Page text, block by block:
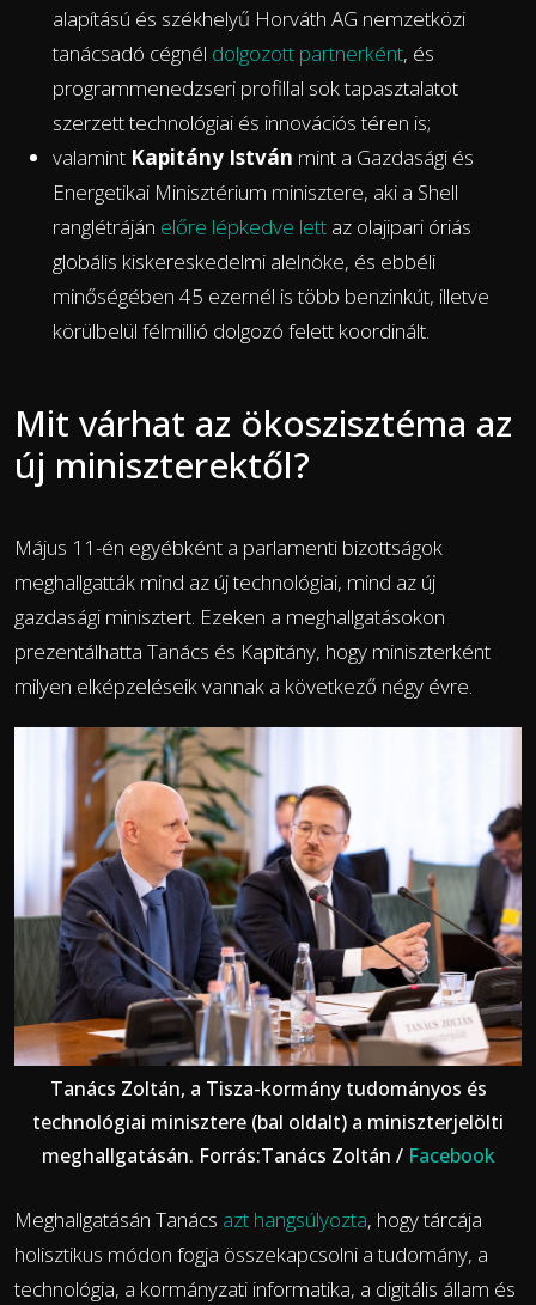
alapítású és székhelyű Horváth AG nemzetközi
tanácsadó cégnél dolgozott partnerként, és
programmenedzseri profillal sok tapasztalatot
szerzett technológiai és innovációs téren is;
valamint Kapitány István mint a Gazdasági és
Energetikai Minisztérium minisztere, aki a Shell
ranglétráján előre lépkedve lett az olajipari óriás
globális kiskereskedelmi alelnöke, és ebbéli
minőségében 45 ezernél is több benzinkút, illetve
körülbelül félmillió dolgozó felett koordinált.
Mit várhat az ökoszisztéma az
új miniszterektől?
Május 11-én egyébként a parlamenti bizottságok
meghallgatták mind az új technológiai, mind az új
gazdasági minisztert. Ezeken a meghallgatásokon
prezentálhatta Tanács és Kapitány, hogy miniszterként
milyen elképzeléseik vannak a következő négy évre.
Tanács Zoltán, a Tisza-kormány tudományos és
technológiai minisztere (bal oldalt) a miniszterjelölti
meghallgatásán. Forrás:Tanács Zoltán / Facebook
Meghallgatásán Tanács azt hangsúlyozta, hogy tárcája
holisztikus módon fogja összekapcsolni a tudomány, a
technológia, a kormányzati informatika, a digitális állam és